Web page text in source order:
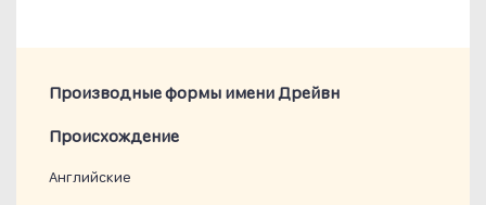
Производные формы имени Дрейвн
Проиcхождение
Английские